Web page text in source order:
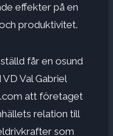
effekter på en
produktivitet.
får en osund
Val Gabriel
att företaget
relation till
som